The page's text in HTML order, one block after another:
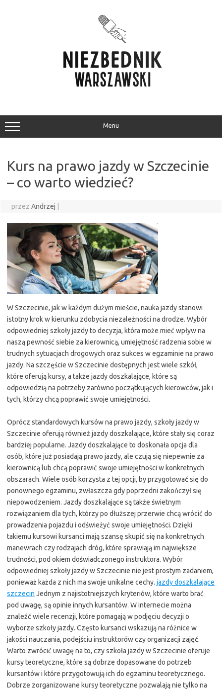
Menu
Kurs na prawo jazdy w Szczecinie
– co warto wiedzieć?
przez Andrzej
W Szczecinie, jak w każdym dużym mieście, nauka jazdy stanowi
istotny krok w kierunku zdobycia niezależności na drodze. Wybór
odpowiedniej szkoły jazdy to decyzja, która może mieć wpływ na
naszą pewność siebie za kierownicą, umiejętność radzenia sobie w
trudnych sytuacjach drogowych oraz sukces w egzaminie na prawo
jazdy. Na szczęście w Szczecinie dostępnych jest wiele szkół,
które oferują kursy, a także jazdy doszkalające, które są
odpowiedzią na potrzeby zarówno początkujących kierowców, jak i
tych, którzy chcą poprawić swoje umiejętności.
Oprócz standardowych kursów na prawo jazdy, szkoły jazdy w
Szczecinie oferują również jazdy doszkalające, które stały się coraz
bardziej popularne. Jazdy doszkalające to doskonała opcja dla
osób, które już posiadają prawo jazdy, ale czują się niepewnie za
kierownicą lub chcą poprawić swoje umiejętności w konkretnych
obszarach. Wiele osób korzysta z tej opcji, by przygotować się do
ponownego egzaminu, zwłaszcza gdy poprzedni zakończył się
niepowodzeniem. Jazdy doszkalające są także świetnym
rozwiązaniem dla tych, którzy po dłuższej przerwie chcą wrócić do
prowadzenia pojazdu i odświeżyć swoje umiejętności. Dzięki
takiemu kursowi kursanci mają szansę skupić się na konkretnych
manewrach czy rodzajach dróg, które sprawiają im największe
trudności, pod okiem doświadczonego instruktora. Wybór
odpowiedniej szkoły jazdy w Szczecinie nie jest prostym zadaniem,
ponieważ każda z nich ma swoje unikalne cechy. jazdy doszkalające
szczecin Jednym z najistotniejszych kryteriów, które warto brać
pod uwagę, są opinie innych kursantów. W internecie można
znaleźć wiele recenzji, które pomagają w podjęciu decyzji o
wyborze szkoły jazdy. Często kursanci wskazują na różnice w
jakości nauczania, podejściu instruktorów czy organizacji zajęć.
Warto zwrócić uwagę na to, czy szkoła jazdy w Szczecinie oferuje
kursy teoretyczne, które są dobrze dopasowane do potrzeb
kursantów i które przygotowują ich do egzaminu teoretycznego.
Dobrze zorganizowane kursy teoretyczne pozwalają nie tylko na